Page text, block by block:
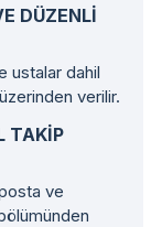
DÜZENLI
ustalar dahil
verilir.
TAKIP
ve